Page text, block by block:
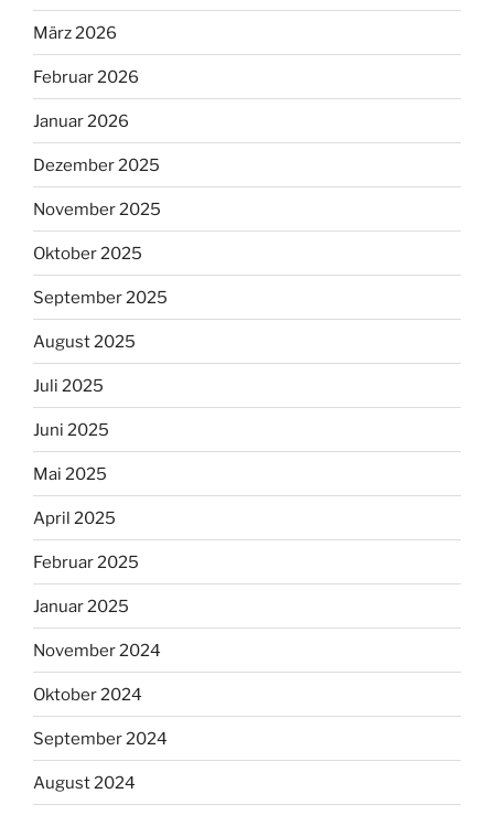
März 2026
Februar 2026
Januar 2026
Dezember 2025
November 2025
Oktober 2025
September 2025
August 2025
Juli 2025
Juni 2025
Mai 2025
April 2025
Februar 2025
Januar 2025
November 2024
Oktober 2024
September 2024
August 2024